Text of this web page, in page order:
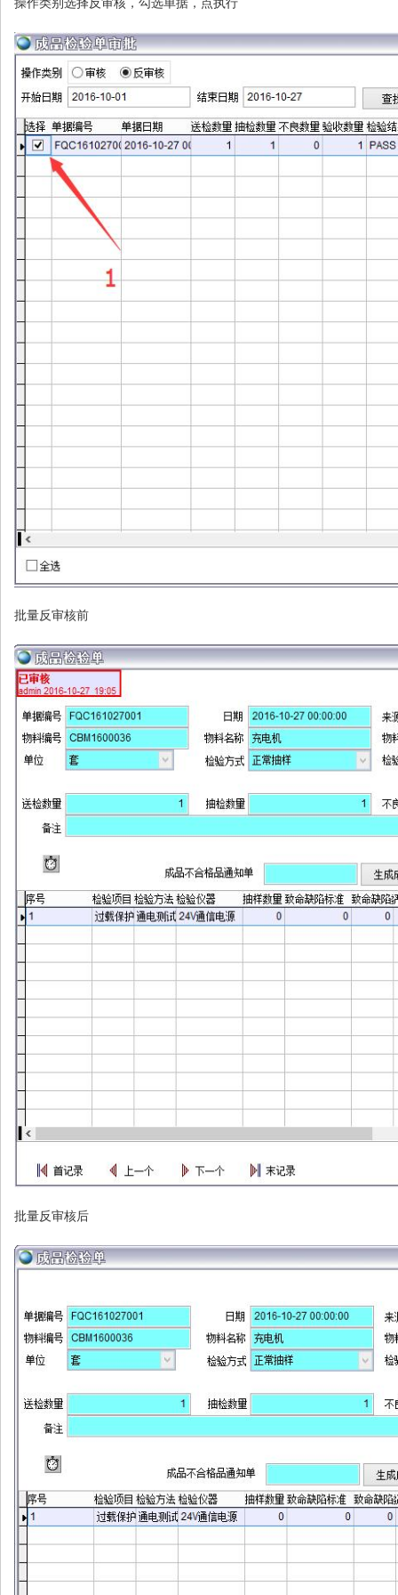
操作类别选择反审核，勾选单据，点执行
批量反审核前
批量反审核后